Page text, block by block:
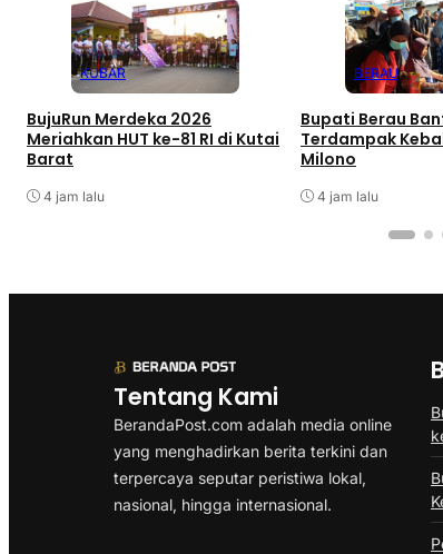
KUBAR
BujuRun Merdeka 2026
Meriahkan HUT ke-81 RI di Kutai
Barat
4 jam lalu
BERAU
Bupati Berau
Terdampak
Milono
4 jam lalu
Tentang Kami
BerandaPost.com adalah media online
yang menghadirkan berita terkini dan
terpercaya seputar peristiwa lokal,
nasional, hingga internasional.